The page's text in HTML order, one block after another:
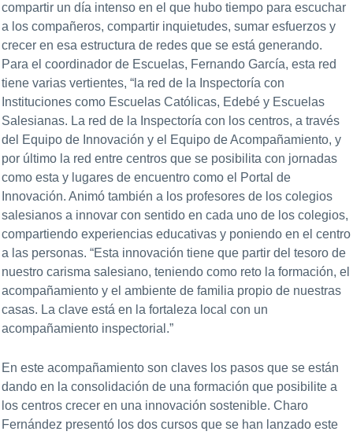
compartir un día intenso en el que hubo tiempo para escuchar
a los compañeros, compartir inquietudes, sumar esfuerzos y
crecer en esa estructura de redes que se está generando.
Para el coordinador de Escuelas, Fernando García, esta red
tiene varias vertientes, “la red de la Inspectoría con
Instituciones como Escuelas Católicas, Edebé y Escuelas
Salesianas. La red de la Inspectoría con los centros, a través
del Equipo de Innovación y el Equipo de Acompañamiento, y
por último la red entre centros que se posibilita con jornadas
como esta y lugares de encuentro como el Portal de
Innovación. Animó también a los profesores de los colegios
salesianos a innovar con sentido en cada uno de los colegios,
compartiendo experiencias educativas y poniendo en el centro
a las personas. “Esta innovación tiene que partir del tesoro de
nuestro carisma salesiano, teniendo como reto la formación, el
acompañamiento y el ambiente de familia propio de nuestras
casas. La clave está en la fortaleza local con un
acompañamiento inspectorial.”
En este acompañamiento son claves los pasos que se están
dando en la consolidación de una formación que posibilite a
los centros crecer en una innovación sostenible. Charo
Fernández presentó los dos cursos que se han lanzado este